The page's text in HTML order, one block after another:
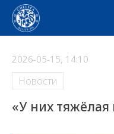
2026-05-15, 14:10
Новости
«У них